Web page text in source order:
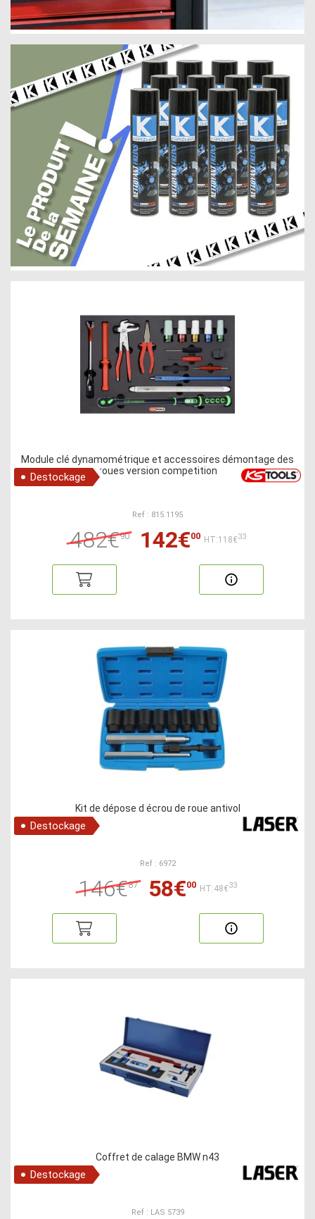
Module clé dynamométrique et accessoires démontage des
roues version competition
Destockage
Ref : 815.1195
482€90 142€00 HT:118€33
Kit de dépose d écrou de roue antivol
Destockage
Ref : 6972
146€87 58€00 HT:48€33
Coffret de calage BMW n43
Destockage
Ref : LAS 5739